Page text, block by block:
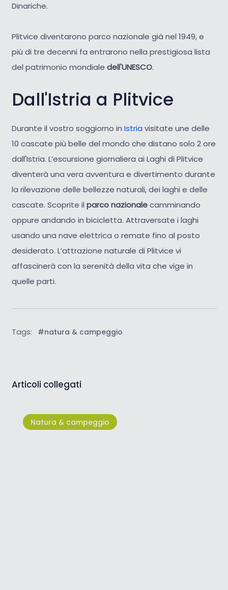
Dinariche.
Plitvice diventarono parco nazionale già nel 1949, e
più di tre decenni fa entrarono nella prestigiosa lista
del patrimonio mondiale dell'UNESCO.
Dall'Istria a Plitvice
Durante il vostro soggiorno in Istria visitate une delle
10 cascate più belle del mondo che distano solo 2 ore
dall'Istria. L’escursione giornaliera ai Laghi di Plitvice
diventerà una vera avventura e divertimento durante
la rilevazione delle bellezze naturali, dei laghi e delle
cascate. Scoprite il parco nazionalecamminando
oppure andando in bicicletta. Attraversate i laghi
usando una nave elettrica o remate fino al posto
desiderato. L’attrazione naturale di Plitvice vi
affascinerà con la serenità della vita che vige in
quelle parti.
Tags: #natura & campeggio
Articoli collegati
Natura & campeggio